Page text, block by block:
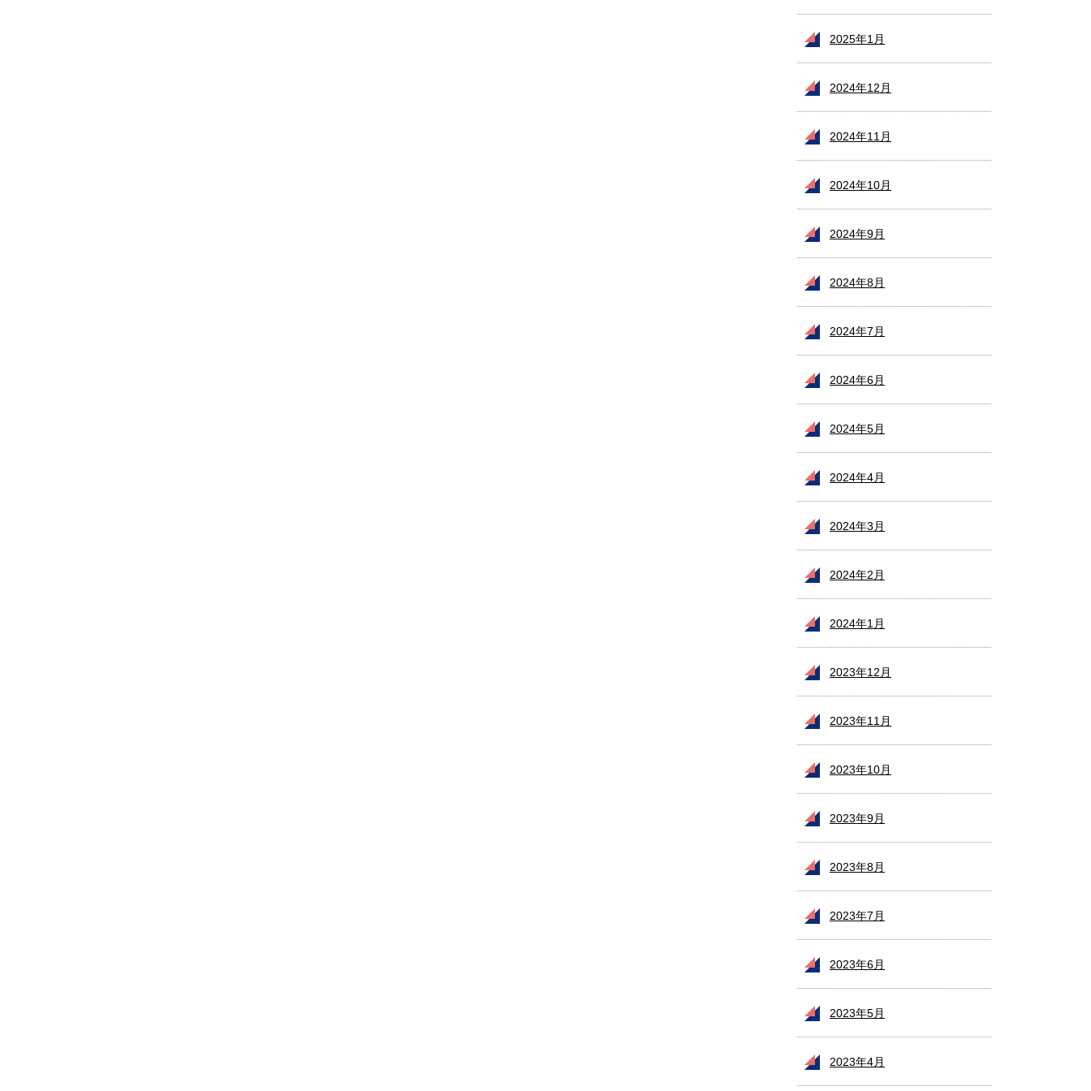
2025年1月
2024年12月
2024年11月
2024年10月
2024年9月
2024年8月
2024年7月
2024年6月
2024年5月
2024年4月
2024年3月
2024年2月
2024年1月
2023年12月
2023年11月
2023年10月
2023年9月
2023年8月
2023年7月
2023年6月
2023年5月
2023年4月